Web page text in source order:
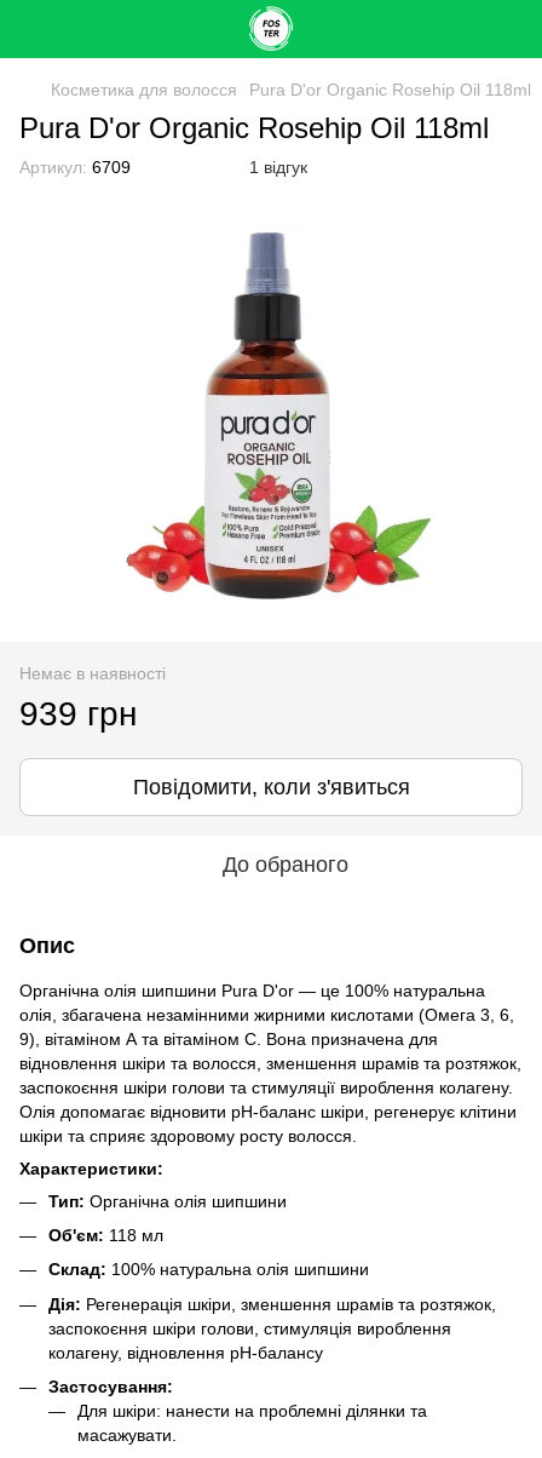
Косметика для волосся Pura D'or Organic Rosehip Oil 118ml
Pura D'or Organic Rosehip Oil 118ml
Артикул: 6709 1 відгук
Немає в наявності
939 грн
Повідомити, коли з'явиться
До обраного
Опис
Органічна олія шипшини Pura D'or — це 100% натуральна
олія, збагачена незамінними жирними кислотами (Омега 3, 6,
9), вітаміном А та вітаміном С. Вона призначена для
відновлення шкіри та волосся, зменшення шрамів та розтяжок,
заспокоєння шкіри голови та стимуляції вироблення колагену.
Олія допомагає відновити pH-баланс шкіри, регенерує клітини
шкіри та сприяє здоровому росту волосся.
Характеристики:
Тип: Органічна олія шипшини
Об'єм: 118 мл
Склад: 100% натуральна олія шипшини
Дія: Регенерація шкіри, зменшення шрамів та розтяжок,
заспокоєння шкіри голови, стимуляція вироблення
колагену, відновлення pH-балансу
Застосування:
Для шкіри: нанести на проблемні ділянки та
масажувати.